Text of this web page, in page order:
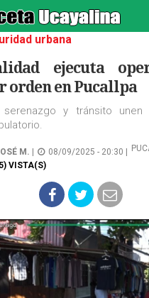
urbana
ejecuta
orden en Pucallpa
serenazgo y tránsito
M. 08/09/2025 - 20:30 |
VISTA(S)